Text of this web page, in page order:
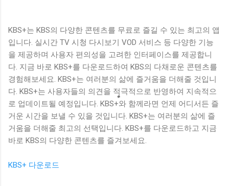
KBS+는 KBS의 다양한 콘텐츠를 무료로 즐길 수 있는 최고의 앱
입니다. 실시간 TV 시청 다시보기 VOD 서비스 등 다양한 기능
을 제공하며 사용자 편의성을 고려한 인터페이스를 제공합니
다. 지금 바로 KBS+를 다운로드하여 KBS의 다채로운 콘텐츠를
경험해보세요. KBS+는 여러분의 삶에 즐거움을 더해줄 것입니
다. KBS+는 사용자들의 의견을 적극적으로 반영하여 지속적으
로 업데이트될 예정입니다. KBS+와 함께라면 언제 어디서든 즐
거운 시간을 보낼 수 있을 것입니다. KBS+는 여러분의 삶에 즐
거움을 더해줄 최고의 선택입니다. KBS+를 다운로드하고 지금
바로 KBS의 다양한 콘텐츠를 즐겨보세요.
KBS+ 다운로드